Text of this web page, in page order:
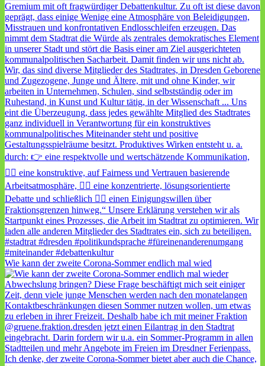
Wie kann der zweite Corona-Sommer endlich mal wied